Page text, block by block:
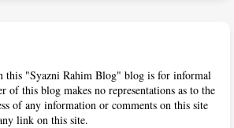
this "Syazni Rahim Blog" blog is for informal
of this blog makes no representations as to the
of any information or comments on this site
link on this site.